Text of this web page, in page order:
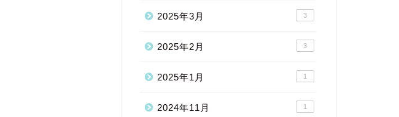
2025年3月 3
2025年2月 3
2025年1月 1
2024年11月 1